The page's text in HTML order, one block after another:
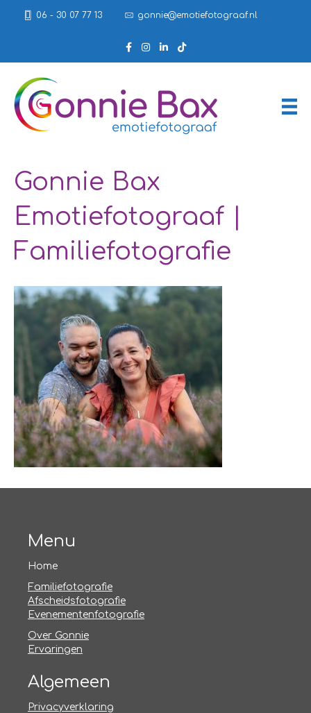
06 - 30 07 77 13 gonnie@emotiefotograaf.nl
Gonnie Bax
Emotiefotograaf |
Familiefotografie
Menu
Home
Familiefotografie
Afscheidsfotografie
Evenementenfotografie
Over Gonnie
Ervaringen
Algemeen
Privacyverklaring